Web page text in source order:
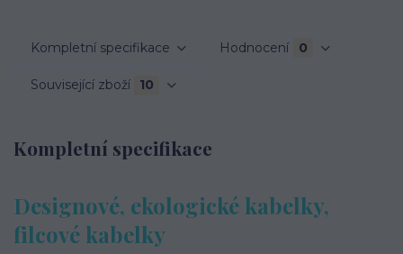
Kompletní specifikace Hodnocení 0
Související zboží 10
Kompletní specifikace
Designové, ekologické kabelky,
filcové kabelky